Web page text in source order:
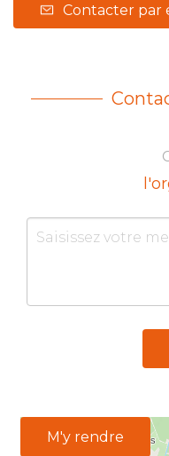
Contacter par
M'y rendre